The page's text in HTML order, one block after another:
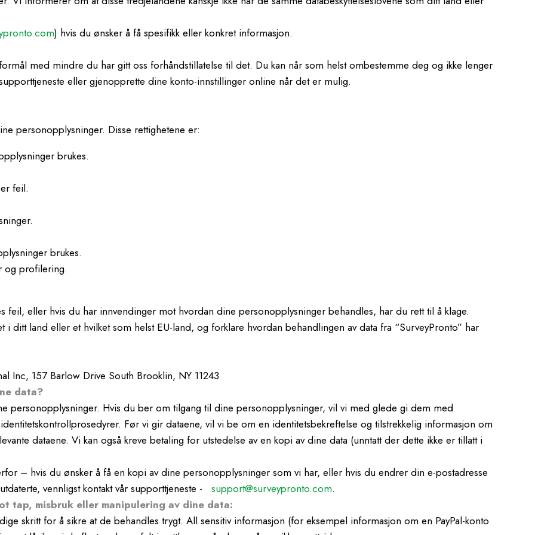
) hvis du ønsker å få spesifikk eller konkret informasjon.
med mindre du har gitt oss forhåndstillatelse til det. Du kan når som helst ombestemme deg og ikke lenger
eller gjenopprette dine konto-innstillinger online når det er mulig.
personopplysninger. Disse rettighetene er:
brukes.
feil.
brukes.
og profilering.
eller hvis du har innvendinger mot hvordan dine personopplysninger behandles, har du rett til å klage.
i ditt land eller et hvilket som helst EU-land, og forklare hvordan behandlingen av data fra “SurveyPronto” har
Inc, 157 Barlow Drive South Brooklin, NY 11243
data?
personopplysninger. Hvis du ber om tilgang til dine personopplysninger, vil vi med glede gi dem med
Før vi gir dataene, vil vi be om en identitetsbekreftelse og tilstrekkelig informasjon om
dataene. Vi kan også kreve betaling for utstedelse av en kopi av dine data (unntatt der dette ikke er tillatt i
– hvis du ønsker å få en kopi av dine personopplysninger som vi har, eller hvis du endrer din e-postadresse
vennligst kontakt vår supporttjeneste -support@surveypronto.com.
tap, misbruk eller manipulering av dine data:
skritt for å sikre at de behandles trygt. All sensitiv informasjon (for eksempel informasjon om en PayPal-konto